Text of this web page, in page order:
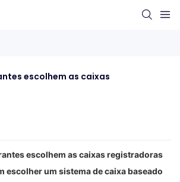
escolhem as caixas
escolhem as caixas registradoras
escolher um sistema de caixa baseado